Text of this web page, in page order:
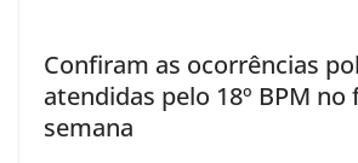
Confiram as ocorrências
atendidas pelo 18º BPM no
semana